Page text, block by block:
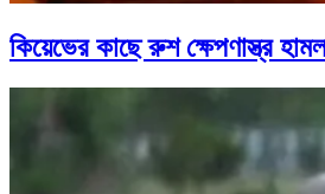
কিয়েভের কাছে রুশ ক্ষেপণাস্ত্র